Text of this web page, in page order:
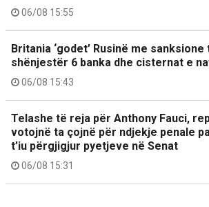
06/08 15:55
Britania ‘godet’ Rusinë me
shënjestër 6 banka dhe cisternat e
06/08 15:43
Telashe të reja për Anthony Fauci,
votojnë ta çojnë për ndjekje penale
t’iu përgjigjur pyetjeve në Senat
06/08 15:31